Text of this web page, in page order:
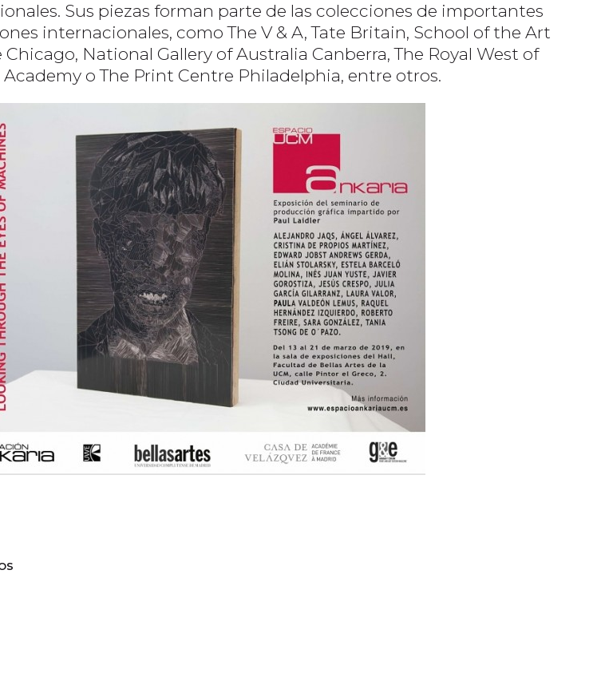
Sus piezas forman parte de las colecciones de importantes
internacionales, como The V & A, Tate Britain, School of the Art
National Gallery of Australia Canberra, The Royal West of
o The Print Centre Philadelphia, entre otros.